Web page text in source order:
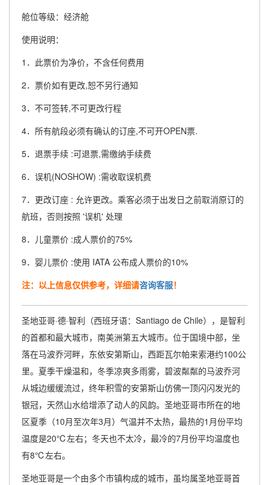
舱位等级：经济舱
使用说明：
1．此票价为净价，不含任何费用
2．票价如有更改,恕不另行通知
3．不可签转,不可更改行程
4．所有航段必须有确认的订座,不可开OPEN票.
5．退票手续 :可退票,需缴纳手续费
6．误机(NOSHOW) :需收取误机费
7．更改订座 : 允许更改。乘客必须于出发日之前取消原订的
航班，否则按照 '误机' 处理
8．儿童票价 :成人票价的75%
9．婴儿票价 :使用 IATA 公布成人票价的10%
注：以上信息仅供参考，详细请咨询客服！
圣地亚哥·德·智利（西班牙语：Santiago de Chile），是智利
的首都和最大城市，南美洲第五大城市。位于国境中部，坐
落在马波乔河畔，东依安第斯山，西距瓦尔帕来索港约100公
里。夏季干燥温和，冬季凉爽多雨雾，碧波粼粼的马波乔河
从城边缓缓流过，终年积雪的安第斯山仿佛一顶闪闪发光的
银冠，天然山水给增添了动人的风韵。圣地亚哥市所在的地
区夏季（10月至次年3月）气温并不太热，最热的1月份平均
温度是20℃左右；冬天也不太冷，最冷的7月份平均温度也
有8℃左右。
圣地亚哥是一个由多个市镇构成的城市，虽均属圣地亚哥首